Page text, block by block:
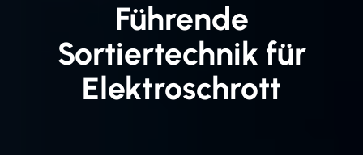
Führende
Sortiertechnik für
Elektroschrott